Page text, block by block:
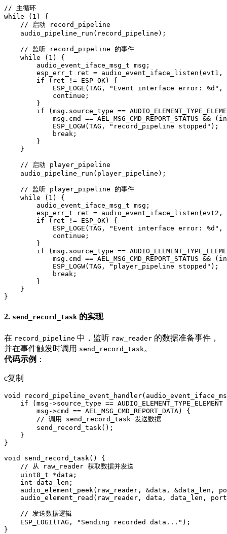
// 主循环
while (1) {
    // 启动 record_pipeline
    audio_pipeline_run(record_pipeline);
    // 监听 record_pipeline 的事件
    while (1) {
        audio_event_iface_msg_t msg;
esp_err_t ret = audio_event_iface_listen(evt1,
        if (ret != ESP_OK) {
ESP_LOGE(TAG, "Event interface error: %d",
            continue;
        }
if (msg.source_type ==
msg.cmd == AEL_MSG_CMD_REPORT_STATUS &&
            ESP_LOGW(TAG, "record_pipeline stopped");
            break;
        }
    }
    // 启动 player_pipeline
    audio_pipeline_run(player_pipeline);
    // 监听 player_pipeline 的事件
    while (1) {
        audio_event_iface_msg_t msg;
esp_err_t ret = audio_event_iface_listen(evt2,
        if (ret != ESP_OK) {
ESP_LOGE(TAG, "Event interface error: %d",
            continue;
        }
if (msg.source_type ==
msg.cmd == AEL_MSG_CMD_REPORT_STATUS &&
            ESP_LOGW(TAG, "player_pipeline stopped");
            break;
        }
    }
}
2. send_record_task 的实现
在 record_pipeline 中，监听 raw_reader 的数据准备事件，
并在事件触发时调用 send_record_task 。
代码示例 ：
c复制
void
if (msg->source_type ==
        msg->cmd == AEL_MSG_CMD_REPORT_DATA) {
        // 调用 send_record_task 发送数据
        send_record_task();
    }
}
void send_record_task() {
    // 从 raw_reader 获取数据并发送
    uint8_t *data;
    int data_len;
audio_element_peek(raw_reader, &data, &data_len,
audio_element_read(raw_reader, data, data_len,
    // 发送数据逻辑
    ESP_LOGI(TAG, "Sending recorded data...");
}